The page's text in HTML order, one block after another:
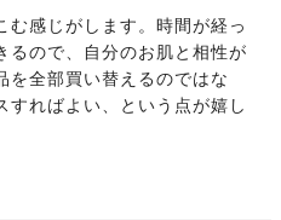
む感じがします。時間が経っ
るので、自分のお肌と相性が
を全部買い替えるのではな
すればよい、という点が嬉し